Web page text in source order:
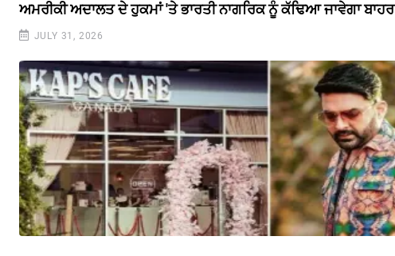
ਅਮਰੀਕੀ ਅਦਾਲਤ ਦੇ ਹੁਕਮਾਂ 'ਤੇ ਭਾਰਤੀ ਨਾਗਰਿਕ ਨੂੰ ਕੱਢਿਆ ਜਾਵੇਗਾ ਬਾਹਰ
JULY 31, 2026